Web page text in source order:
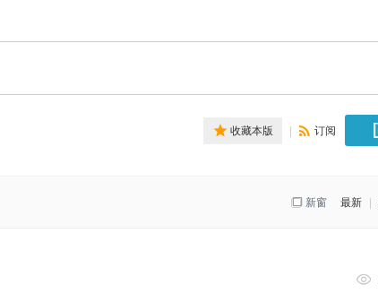
收藏本版 订阅
最新
新窗